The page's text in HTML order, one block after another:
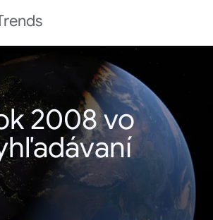
2008 vo